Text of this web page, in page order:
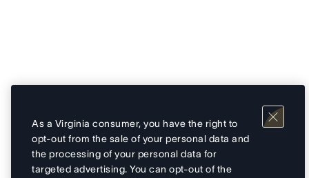
As a Virginia consumer, you have the right to
opt-out from the sale of your personal data and
the processing of your personal data for
targeted advertising. You can opt-out of the